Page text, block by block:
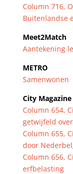
Column 716,
Buitenlandse
Meet2Match
Aantekening
METRO
Samenwonen
City
Column 654,
getwijfeld
Column 655,
door
Column 656,
erfbelasting